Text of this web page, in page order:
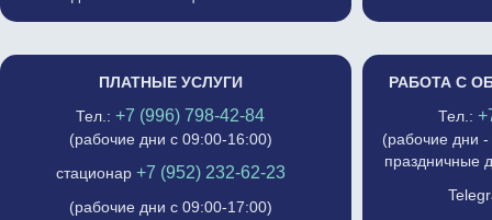
ПЛАТНЫЕ УСЛУГИ
Тел.: +7 (996) 798-42-84
(рабочие дни с 09:00-16:00)
стационар +7 (952) 232-62-23
(рабочие дни с 09:00-17:00)
РАБОТА С
Тел.:
(рабочие дни
праздничные